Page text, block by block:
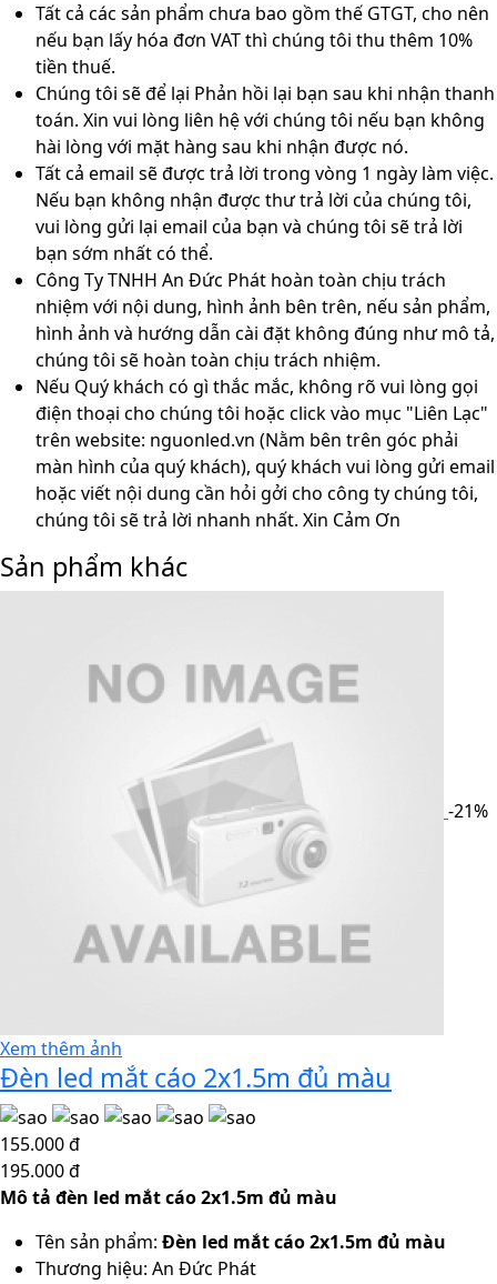
Tất cả các sản phẩm chưa bao gồm thế GTGT, cho nên
nếu bạn lấy hóa đơn VAT thì chúng tôi thu thêm 10%
tiền thuế.
Chúng tôi sẽ để lại Phản hồi lại bạn sau khi nhận thanh
toán. Xin vui lòng liên hệ với chúng tôi nếu bạn không
hài lòng với mặt hàng sau khi nhận được nó.
Tất cả email sẽ được trả lời trong vòng 1 ngày làm việc.
Nếu bạn không nhận được thư trả lời của chúng tôi,
vui lòng gửi lại email của bạn và chúng tôi sẽ trả lời
bạn sớm nhất có thể.
Công Ty TNHH An Đức Phát hoàn toàn chịu trách
nhiệm với nội dung, hình ảnh bên trên, nếu sản phẩm,
hình ảnh và hướng dẫn cài đặt không đúng như mô tả,
chúng tôi sẽ hoàn toàn chịu trách nhiệm.
Nếu Quý khách có gì thắc mắc, không rõ vui lòng gọi
điện thoại cho chúng tôi hoặc click vào mục "Liên Lạc"
trên website: nguonled.vn (Nằm bên trên góc phải
màn hình của quý khách), quý khách vui lòng gửi email
hoặc viết nội dung cần hỏi gởi cho công ty chúng tôi,
chúng tôi sẽ trả lời nhanh nhất. Xin Cảm Ơn
Sản phẩm khác
-21%
Xem thêm ảnh
Đèn led mắt cáo 2x1.5m đủ màu
155.000 đ
195.000 đ
Mô tả đèn led mắt cáo 2x1.5m đủ màu
Tên sản phẩm: Đèn led mắt cáo 2x1.5m đủ màu
Thương hiệu: An Đức Phát